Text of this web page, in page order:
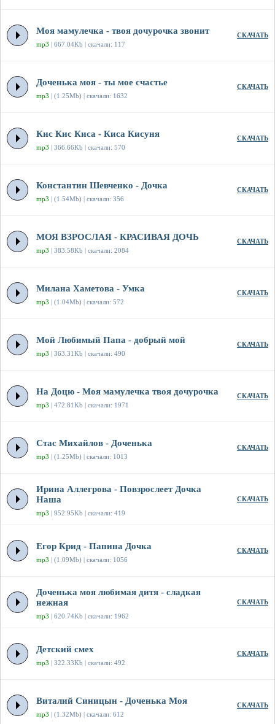
Моя мамулечка - твоя дочурочка звонит
mp3 | 667.04Kb | скачали: 117
СКАЧАТЬ
Доченька моя - ты мое счастье
mp3 | (1.25Mb) | скачали: 1632
СКАЧАТЬ
Кис Кис Киса - Киса Кисуня
mp3 | 366.66Kb | скачали: 570
СКАЧАТЬ
Константин Шевченко - Дочка
mp3 | (1.54Mb) | скачали: 356
СКАЧАТЬ
МОЯ ВЗРОСЛАЯ - КРАСИВАЯ ДОЧЬ
mp3 | 383.58Kb | скачали: 2084
СКАЧАТЬ
Милана Хаметова - Умка
mp3 | (1.04Mb) | скачали: 572
СКАЧАТЬ
Мой Любимый Папа - добрый мой
mp3 | 363.31Kb | скачали: 490
СКАЧАТЬ
На Доцю - Моя мамулечка твоя дочурочка
mp3 | 472.81Kb | скачали: 1971
СКАЧАТЬ
Стас Михайлов - Доченька
mp3 | (1.25Mb) | скачали: 1013
СКАЧАТЬ
Ирина Аллегрова - Повзрослеет Дочка
Наша
mp3 | 952.95Kb | скачали: 419
СКАЧАТЬ
Егор Крид - Папина Дочка
mp3 | (1.09Mb) | скачали: 1056
СКАЧАТЬ
Доченька моя любимая дитя - сладкая
нежная
mp3 | 620.74Kb | скачали: 1962
СКАЧАТЬ
Детский смех
mp3 | 322.33Kb | скачали: 492
СКАЧАТЬ
Виталий Синицын - Доченька Моя
mp3 | (1.32Mb) | скачали: 612
СКАЧАТЬ